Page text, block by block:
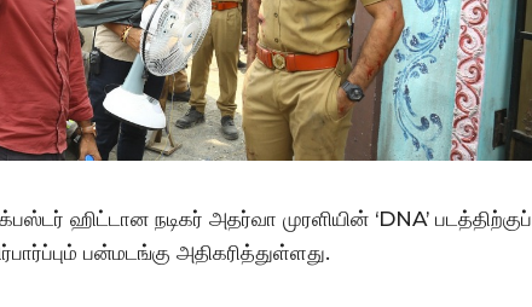
ஹிட்டான நடிகர் அதர்வா முரளியின் ‘DNA’ படத்திற்குப்
பன்மடங்கு அதிகரித்துள்ளது.